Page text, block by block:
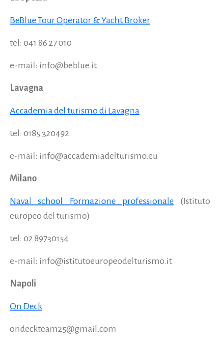
BeBlue Tour Operator & Yacht Broker
tel: 041 86 27 010
e-mail: info@beblue.it
Lavagna
Accademia del turismo di Lavagna
tel: 0185 320492
e-mail: info@accademiadelturismo.eu
Milano
Naval school Formazione professionale(Istituto
europeo del turismo)
tel: 02 89730154
e-mail: info@istitutoeuropeodelturismo.it
Napoli
On Deck
ondeckteam25@gmail.com